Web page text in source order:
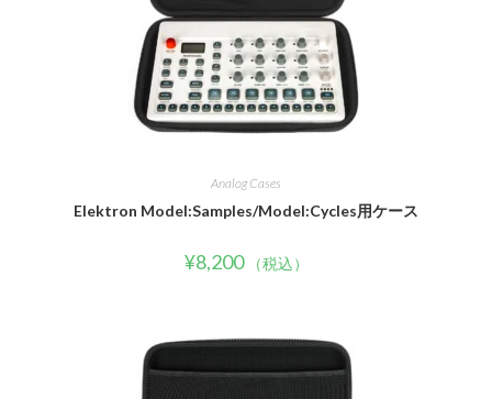
Analog Cases
Elektron Model:Samples/Model:Cycles用ケース
¥8,200 （税込）